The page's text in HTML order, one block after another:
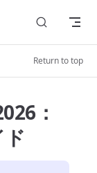
Return to top
：